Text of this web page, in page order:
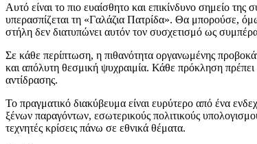
Αυτό είναι το πιο ευαίσθητο και επικίνδυνο σημείο
υπερασπίζεται τη «Γαλάζια Πατρίδα». Θα μπορούσε,
στήλη δεν διατυπώνει αυτόν τον συσχετισμό ως
Σε κάθε περίπτωση, η πιθανότητα οργανωμένης
και απόλυτη θεσμική ψυχραιμία. Κάθε πρόκληση πρέπει
αντίδρασης.
Το πραγματικό διακύβευμα είναι ευρύτερο από ένα
ξένων παραγόντων, εσωτερικούς πολιτικούς
τεχνητές κρίσεις πάνω σε εθνικά θέματα.